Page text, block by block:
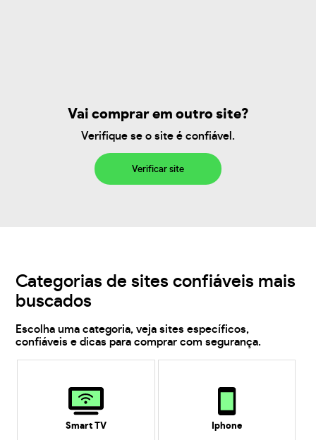
Vai comprar em outro site?
Verifique se o site é confiável.
Verificar site
Categorias de sites confiáveis mais
buscados
Escolha uma categoria, veja sites específicos,
confiáveis e dicas para comprar com segurança.
Smart TV Iphone